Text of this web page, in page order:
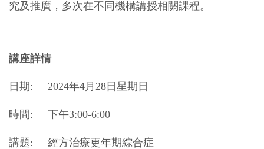
究及推廣，多次在不同機構講授相關課程。
講座詳情
日期: 2024年4月 28日星期日
時間: 下午3:00-6:00
講題: 經方治療更年期綜合症